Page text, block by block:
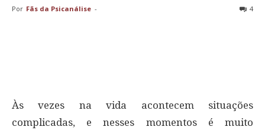
Por Fãs da Psicanálise - 4
Às vezes na vida acontecem situações
complicadas, e nesses momentos é muito